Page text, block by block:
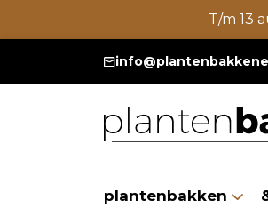
T/m 13
plantenbakken